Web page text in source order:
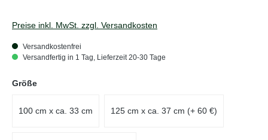
Preise inkl. MwSt. zzgl. Versandkosten
Versandkostenfrei
Versandfertig in 1 Tag, Lieferzeit 20-30 Tage
Größeauswählen
100 cm x ca. 33 cm 125 cm x ca. 37 cm (+ 60 €)